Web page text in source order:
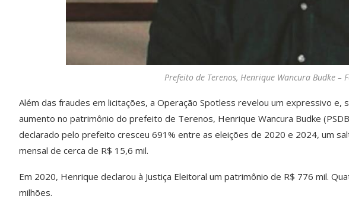
Prefeito de Terenos, Henrique Wancura Budke –
Além das fraudes em licitações, a Operação Spotless revelou um expressivo e,
aumento no patrimônio do prefeito de Terenos, Henrique Wancura Budke
declarado pelo prefeito cresceu 691% entre as eleições de 2020 e 2024, um
mensal de cerca de R$ 15,6 mil.
Em 2020, Henrique declarou à Justiça Eleitoral um patrimônio de R$ 776 mil.
milhões.